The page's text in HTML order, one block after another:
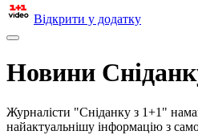
Відкрити у додатку
Новини
Журналісти "Сніданку з 1+1"
найактуальнішу інформацію з